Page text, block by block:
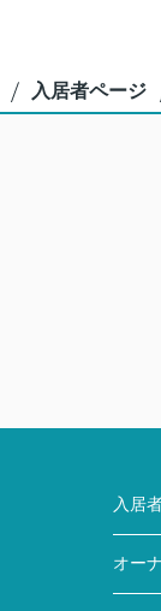
入居者ページ
入居
オー